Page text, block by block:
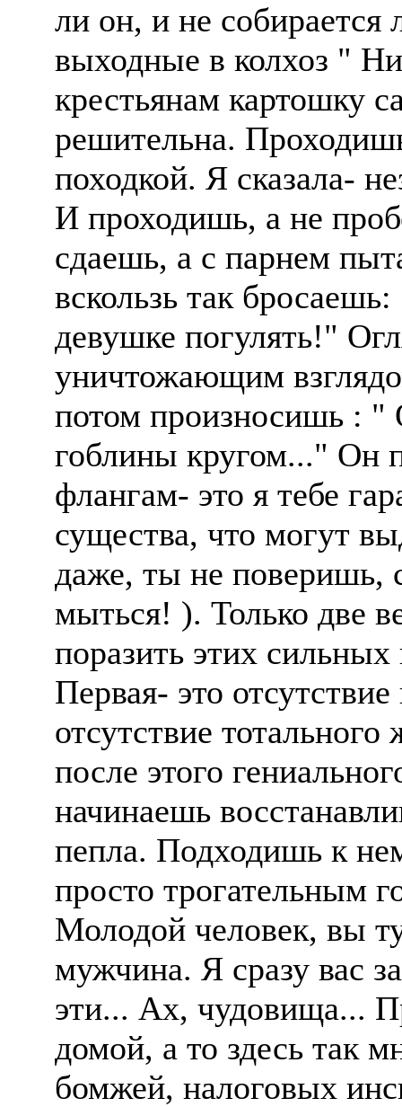
ли он, и не
выходные в колхоз "
крестьянам картошку
решительна.
походкой. Я сказала-
И проходишь, а не
сдаешь, а с парнем
вскользь так
девушке погулять!"
уничтожающим
потом произносишь : "
гоблины кругом..." Он
флангам- это я тебе
существа, что могут
даже, ты не поверишь,
мыться! ). Только две
поразить этих
Первая- это
отсутствие
после этого
начинаешь
пепла. Подходишь к
просто трогательным
Молодой человек, вы
мужчина. Я сразу вас
эти... Ах, чудовища...
домой, а то здесь так
бомжей, налоговых